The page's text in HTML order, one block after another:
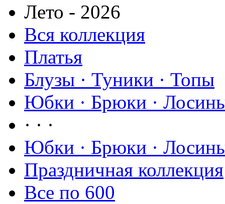
Лето - 2026
Вся коллекция
Платья
Блузы · Туники · Топы
Юбки · Брюки ·
· · ·
Юбки · Брюки ·
Праздничная коллекция
Все по 600